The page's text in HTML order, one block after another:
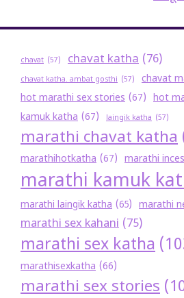
chavat (57) chavat katha (76)
chavat katha. ambat gosthi (57) chavat
hot marathi sex stories (67) hot
kamuk katha (67) laingik katha (57)
marathi chavat katha
marathihotkatha (67) marathi
marathi kamuk
marathi laingik katha (65) marathi
marathi sex kahani (75)
marathi sex katha
marathisexkatha (66)
marathi sex stories